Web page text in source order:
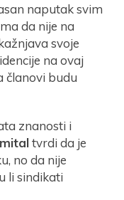
naputak svim
da nije na
svoje
na ovaj
članovi budu
znanosti i
tvrdi da je
no da nije
li sindikati